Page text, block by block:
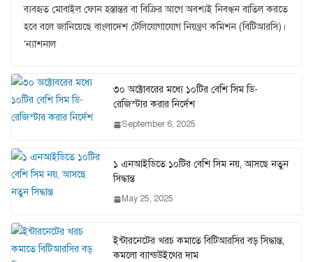
ব্যবহৃত মোবাইল ফোন হস্তান্তর বা বিক্রির আগে অবশ্যই নিবন্ধন বাতিল করতে
হবে বলে জানিয়েছে বাংলাদেশ টেলিযোগাযোগ নিয়ন্ত্রণ কমিশন (বিটিআরসি)।
‘ন্যাশনাল
৩০ অক্টোবরের মধ্যে ১০টির বেশি সিম ডি-
রেজিস্টার করার নির্দেশ
September 6, 2025
১ এনআইডিতে ১০টির বেশি সিম নয়, আসছে নতুন
সিদ্ধান্ত
May 25, 2025
ইন্টারনেটের খরচ কমাতে বিটিআরসির বড় সিদ্ধান্ত,
কমলো ব্যান্ডউইথের দাম